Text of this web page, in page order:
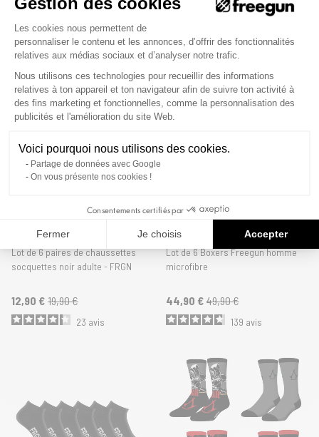
coton Bleu
39,90 € 49,90 €
gris garçon ceinture fine Uni |
19,90 € 24,90 €
Lot de 6 paires de chaussettes
socquettes noir adulte - FRGN
12,90 € 19,90 €
23 avis
Lot de 6 Boxers Freegun homme
microfibre
44,90 € 49,90 €
139 avis
Plateforme de Gestion du
Les cookies nous permettent de
personnaliser le contenu et les annonces, d’offrir des fonctionnalités
relatives aux médias sociaux et d’analyser notre trafic.
Nous utilisons ces technologies pour recueillir des informations
relatives à ton appareil et ton navigateur afin de suivre ton activité à
des fins marketing et fonctionnelles, comme la personnalisation des
publicités et l'amélioration du site Web.
Voici pourquoi nous utilisons des cookies.
Partage de données avec Google
On vous présente nos cookies !
Consentements certifiés par
Fermer Je choisis Accepter
Axeptio consent